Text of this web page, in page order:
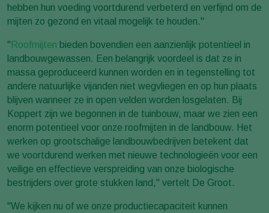
hebben hun voeding voortdurend verbeterd en verfijnd om de
mijten zo gezond en vitaal mogelijk te houden."
" Roofmijten bieden bovendien een aanzienlijk potentieel in
landbouwgewassen. Een belangrijk voordeel is dat ze in
massa geproduceerd kunnen worden en in tegenstelling tot
andere natuurlijke vijanden niet wegvliegen en op hun plaats
blijven wanneer ze in open velden worden losgelaten. Bij
Koppert zijn we begonnen in de tuinbouw, maar we zien een
enorm potentieel voor onze roofmijten in de landbouw. Het
werken op grootschalige landbouwbedrijven betekent dat
we voortdurend werken met nieuwe technologieën voor een
veilige en effectieve verspreiding van onze biologische
bestrijders over grote stukken land," vertelt De Groot.
"We kijken nu of we onze productiecapaciteit kunnen